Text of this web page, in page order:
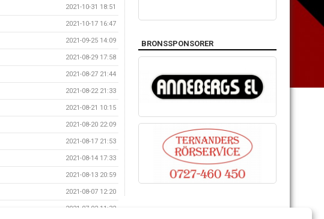
2021-10-31 18:51
2021-10-17 16:47
2021-09-25 14:09
2021-08-29 17:58
2021-08-27 21:44
2021-08-22 21:33
2021-08-21 10:15
2021-08-20 22:09
2021-08-17 21:53
2021-08-14 17:33
2021-08-13 20:59
2021-08-07 12:20
2021-07-02 11:32
BRONSSPONSORER